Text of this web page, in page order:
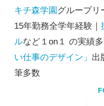
キチ森学園 グループリ
15年勤務全学年経験｜
ルなど１on１ の実績多
い仕事のデザイン」 出
筆多数